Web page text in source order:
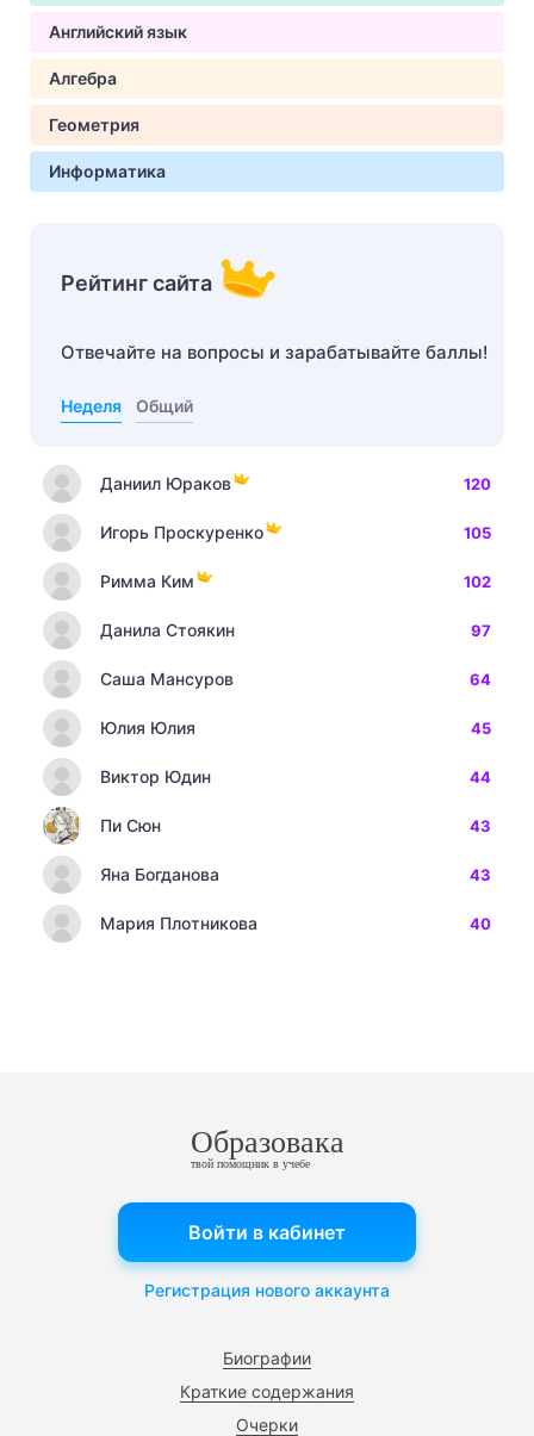
Английский язык
Алгебра
Геометрия
Информатика
Рейтинг сайта
Отвечайте на вопросы и зарабатывайте баллы!
Неделя Общий
Даниил Юраков 120
Игорь Проскуренко 105
Римма Ким 102
Данила Стоякин 97
Саша Мансуров 64
Юлия Юлия 45
Виктор Юдин 44
Пи Сюн 43
Яна Богданова 43
Мария Плотникова 40
Образовака
твой помощник в учебе
Биографии
Краткие содержания
Очерки
Войти в кабинет
Регистрация нового аккаунта